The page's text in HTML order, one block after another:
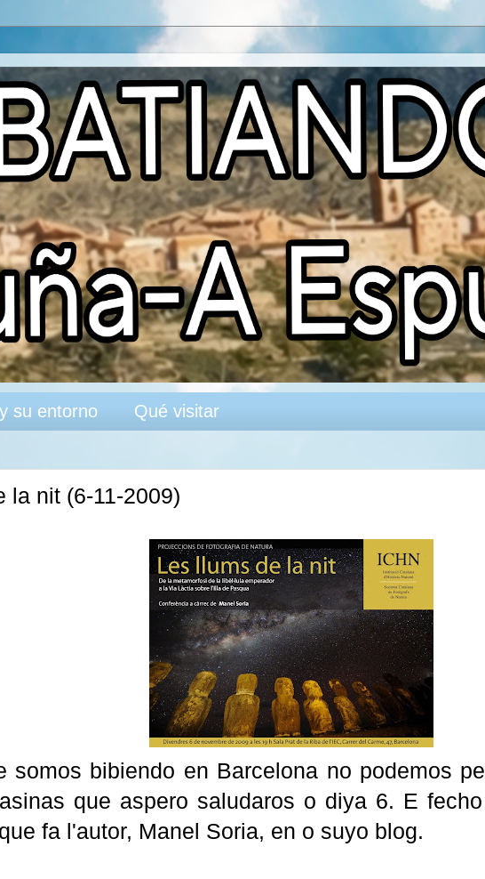
su entorno Qué visitar
la nit (6-11-2009)
somos bibiendo en Barcelona no podemos
que aspero saludaros o diya 6. E
fa l'autor, Manel Soria, en o suyo blog.